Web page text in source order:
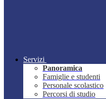
Servizi
Panoramica
Famiglie e studenti
Personale scolastico
Percorsi di studio